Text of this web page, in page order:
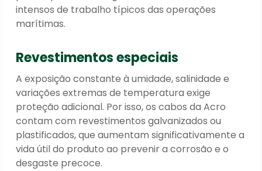
intensos de trabalho típicos das operações
marítimas.
Revestimentos especiais
A exposição constante à umidade, salinidade e
variações extremas de temperatura exige
proteção adicional. Por isso, os cabos da Acro
contam com revestimentos galvanizados ou
plastificados, que aumentam significativamente a
vida útil do produto ao prevenir a corrosão e o
desgaste precoce.